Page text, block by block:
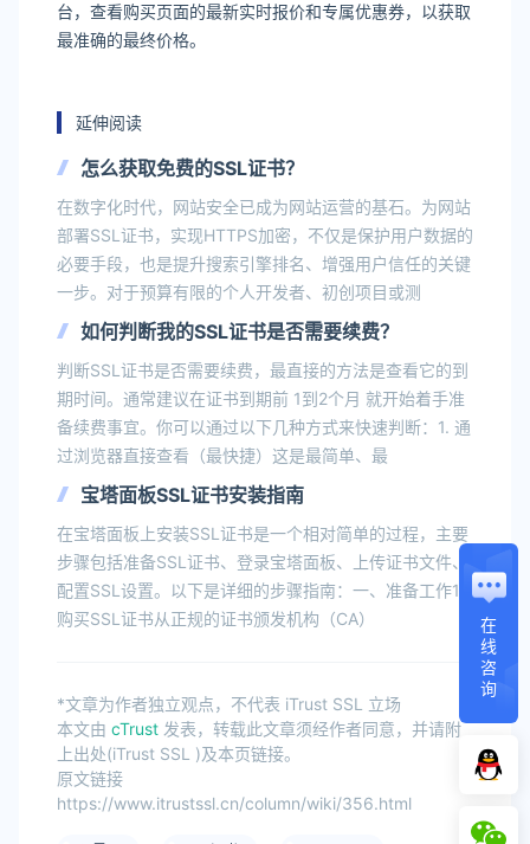
台，查看购买页面的最新实时报价和专属优惠券，以获取
最准确的最终价格。
延伸阅读
怎么获取免费的SSL证书？
在数字化时代，网站安全已成为网站运营的基石。为网站
部署SSL证书，实现HTTPS加密，不仅是保护用户数据的
必要手段，也是提升搜索引擎排名、增强用户信任的关键
一步。对于预算有限的个人开发者、初创项目或测
如何判断我的SSL证书是否需要续费？
判断SSL证书是否需要续费，最直接的方法是查看它的到
期时间。通常建议在证书到期前 1到2个月 就开始着手准
备续费事宜。你可以通过以下几种方式来快速判断：1. 通
过浏览器直接查看（最快捷）这是最简单、最
宝塔面板SSL证书安装指南
在宝塔面板上安装SSL证书是一个相对简单的过程，主要
步骤包括准备SSL证书、登录宝塔面板、上传证书文件、
配置SSL设置。以下是详细的步骤指南：一、准备工作1.
购买SSL证书从正规的证书颁发机构（CA）
*文章为作者独立观点，不代表 iTrust SSL 立场
本文由 cTrust 发表，转载此文章须经作者同意，并请附
上出处(iTrust SSL )及本页链接。
原文链接
https://www.itrustssl.cn/column/wiki/356.html
在
线
咨
询